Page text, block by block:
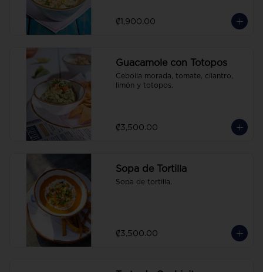
₡1,900.00
Guacamole con Totopos
Cebolla morada, tomate, cilantro,
limón y totopos.
₡3,500.00
Sopa de Tortilla
Sopa de tortilla.
₡3,500.00